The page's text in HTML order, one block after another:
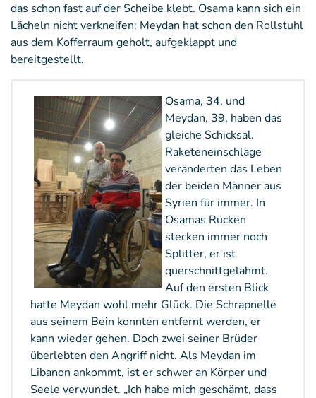
das schon fast auf der Scheibe klebt. Osama kann sich ein
Lächeln nicht verkneifen: Meydan hat schon den Rollstuhl
aus dem Kofferraum geholt, aufgeklappt und
bereitgestellt.
Osama, 34, und
Meydan, 39, haben das
gleiche Schicksal.
Raketeneinschläge
veränderten das Leben
der beiden Männer aus
Syrien für immer. In
Osamas Rücken
stecken immer noch
Splitter, er ist
querschnittgelähmt.
Auf den ersten Blick
hatte Meydan wohl mehr Glück. Die Schrapnelle
aus seinem Bein konnten entfernt werden, er
kann wieder gehen. Doch zwei seiner Brüder
überlebten den Angriff nicht. Als Meydan im
Libanon ankommt, ist er schwer an Körper und
Seele verwundet. „Ich habe mich geschämt, dass